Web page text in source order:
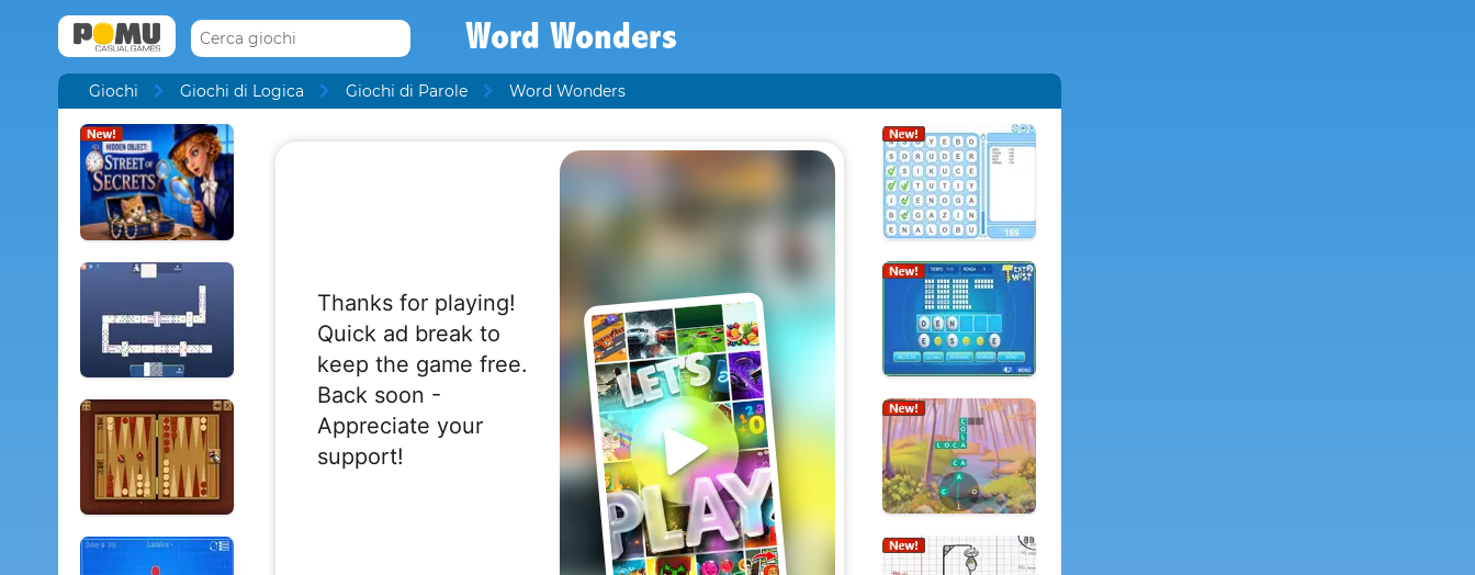
Word Wonders
Giochi Giochi di Logica Giochi di Parole Word Wonders